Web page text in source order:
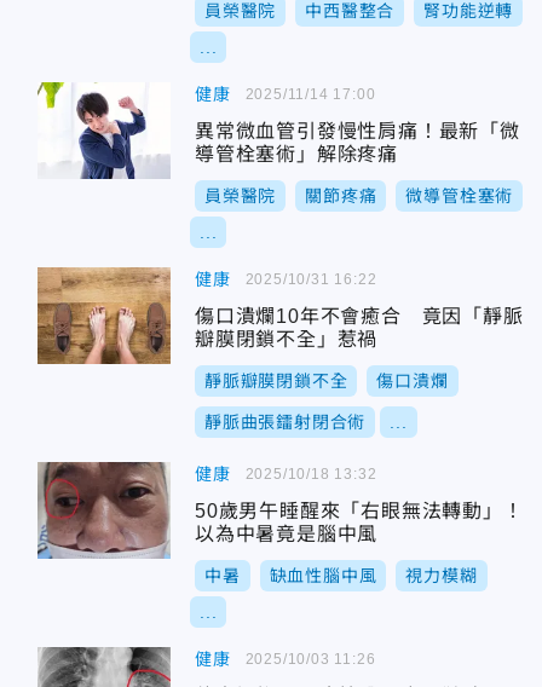
員榮醫院 中西醫整合 腎功能逆轉
健康
異常微血管引發慢性肩痛！最新「微
導管栓塞術」解除疼痛
員榮醫院 關節疼痛 微導管栓塞術
2025/11/14 17:00
健康
傷口潰爛10年不會癒合 竟因「靜脈
瓣膜閉鎖不全」惹禍
靜脈瓣膜閉鎖不全 傷口潰爛
靜脈曲張鐳射閉合術
2025/10/31 16:22
健康
50歲男午睡醒來「右眼無法轉動」！
以為中暑竟是腦中風
中暑 缺血性腦中風 視力模糊
2025/10/18 13:32
健康 2025/10/03 11:26